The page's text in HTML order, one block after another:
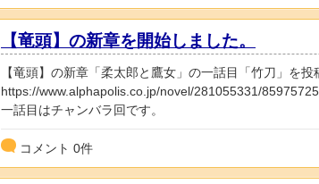
【竜頭】の新章を開始しました。
【竜頭】の新章「柔太郎と鷹女」の一話目「竹刀」を投
https://www.alphapolis.co.jp/novel/281055331/
一話目はチャンバラ回です。
コメント 0件